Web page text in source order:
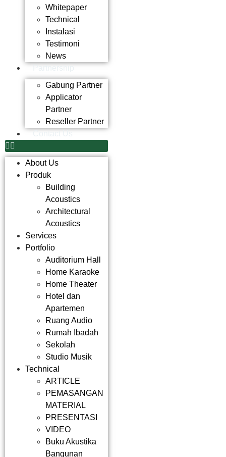
Whitepaper
Technical
Instalasi
Testimoni
News
Gabung Partner
Applicator
Partner
Reseller Partner
About Us
Produk
Building
Acoustics
Architectural
Acoustics
Services
Portfolio
Auditorium Hall
Home Karaoke
Home Theater
Hotel dan
Apartemen
Ruang Audio
Rumah Ibadah
Sekolah
Studio Musik
Technical
ARTICLE
PEMASANGAN
MATERIAL
PRESENTASI
VIDEO
Buku Akustika
Bangunan